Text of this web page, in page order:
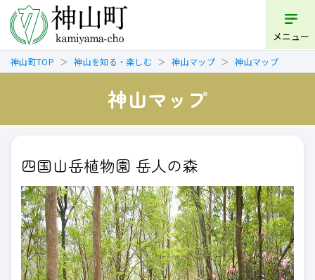
メニュー
神山町TOP 神山を知る・楽しむ 神山マップ 神山マップ
神山マップ
四国山岳植物園 岳人の森